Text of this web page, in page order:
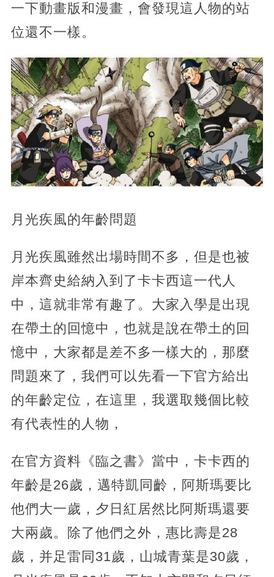
一下動畫版和漫畫，會發現這人物的站
位還不一樣。
月光疾風的年齡問題
月光疾風雖然出場時間不多，但是也被
岸本齊史給納入到了卡卡西這一代人
中，這就非常有趣了。大家入學是出現
在帶土的回憶中，也就是說在帶土的回
憶中，大家都是差不多一樣大的，那麼
問題來了，我們可以先看一下官方給出
的年齡定位，在這里，我選取幾個比較
有代表性的人物，
在官方資料《臨之書》當中，卡卡西的
年齡是26歲，邁特凱同齡，阿斯瑪要比
他們大一歲，夕日紅居然比阿斯瑪還要
大兩歲。除了他們之外，惠比壽是28
歲，并足雷同31歲，山城青葉是30歲，